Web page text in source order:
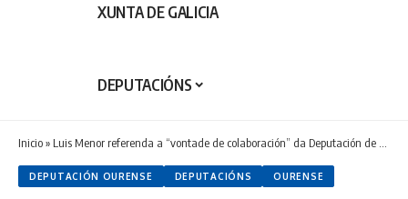
XUNTA DE GALICIA
DEPUTACIÓNS
Inicio» Luis Menor referenda a “vontade de colaboración” da Deputación de Ourense coa Xunta de Galicia para dar a mellor atención aos maiores
DEPUTACIÓN OURENSE DEPUTACIÓNS OURENSE